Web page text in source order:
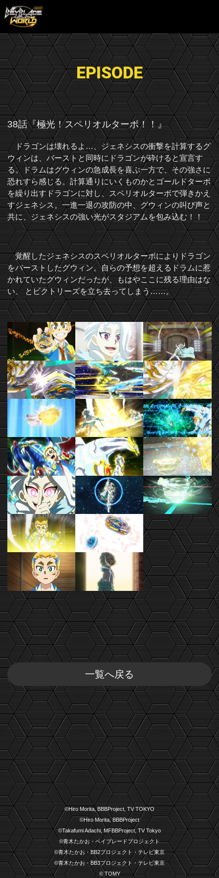
EPISODE
38話『極光！スペリオルターボ！！』
ドラゴンは壊れるよ…、ジェネシスの衝撃を計算するグ
ウィンは、バーストと同時にドラゴンが砕けると宣言す
る。ドラムはグウィンの急成長を喜ぶ一方で、その強さに
恐れすら感じる。計算通りにいくものかとゴールドターボ
を繰り出すドラゴンに対し、スペリオルターボで弾きかえ
すジェネシス。一進一退の攻防の中、グウィンの叫び声と
共に、ジェネシスの強い光がスタジアムを包み込む！！
覚醒したジェネシスのスペリオルターボによりドラゴン
をバーストしたグウィン。自らの予想を超えるドラムに惹
かれていたグウィンだったが、もはやここに残る理由はな
い、 とビクトリーズを立ち去ってしまう……。
一覧へ戻る
©Hiro Morita, BBBProject, TV TOKYO
©Hiro Morita, BBBProject
©Takafumi Adachi, MFBBProject, TV Tokyo
©青木たかお・ベイブレードプロジェクト
©青木たかお・BB2プロジェクト・テレビ東京
©青木たかお・BB3プロジェクト・テレビ東京
© TOMY